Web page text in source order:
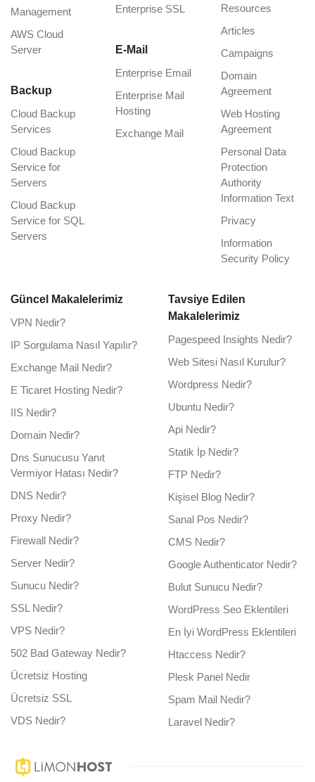
Management
AWS Cloud
Server
Backup
Cloud Backup
Services
Cloud Backup
Service for
Servers
Cloud Backup
Service for SQL
Servers
Enterprise SSL
E-Mail
Enterprise Email
Enterprise Mail
Hosting
Exchange Mail
Resources
Articles
Campaigns
Domain
Agreement
Web Hosting
Agreement
Personal Data
Protection
Authority
Information Text
Privacy
Information
Security Policy
Güncel Makalelerimiz
VPN Nedir?
IP Sorgulama Nasıl Yapılır?
Exchange Mail Nedir?
E Ticaret Hosting Nedir?
IIS Nedir?
Domain Nedir?
Dns Sunucusu Yanıt
Vermiyor Hatası Nedir?
DNS Nedir?
Proxy Nedir?
Firewall Nedir?
Server Nedir?
Sunucu Nedir?
SSL Nedir?
VPS Nedir?
502 Bad Gateway Nedir?
Ücretsiz Hosting
Ücretsiz SSL
VDS Nedir?
Tavsiye Edilen
Makalelerimiz
Pagespeed Insights Nedir?
Web Sitesi Nasıl Kurulur?
Wordpress Nedir?
Ubuntu Nedir?
Api Nedir?
Statik İp Nedir?
FTP Nedir?
Kişisel Blog Nedir?
Sanal Pos Nedir?
CMS Nedir?
Google Authenticator Nedir?
Bulut Sunucu Nedir?
WordPress Seo Eklentileri
En İyi WordPress Eklentileri
Htaccess Nedir?
Plesk Panel Nedir
Spam Mail Nedir?
Laravel Nedir?